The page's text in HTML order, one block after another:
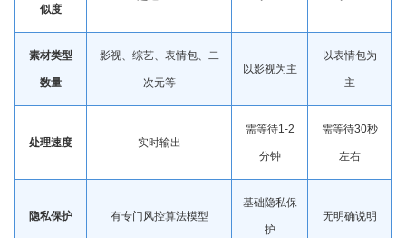
似度
素材类型
数量
影视、综艺、表情包、二
次元等
以影视为主
以表情包为
主
处理速度 实时输出
需等待1-2
分钟
需等待30秒
左右
隐私保护 有专门风控算法模型
基础隐私保
护
无明确说明